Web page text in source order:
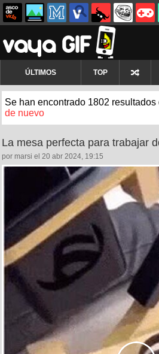
ÚLTIMOS TOP
Se han encontrado 1802 resultados
de nuevo
La mesa perfecta para trabajar
por marsi el 20 abr 2024, 19:15